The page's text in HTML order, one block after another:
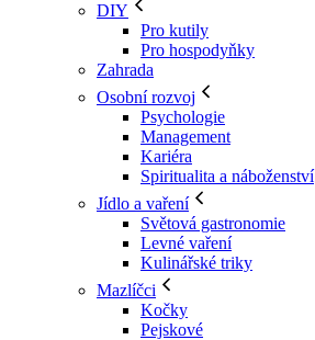
DIY
Pro kutily
Pro hospodyňky
Zahrada
Osobní rozvoj
Psychologie
Management
Kariéra
Spiritualita a náboženství
Jídlo a vaření
Světová gastronomie
Levné vaření
Kulinářské triky
Mazlíčci
Kočky
Pejskové